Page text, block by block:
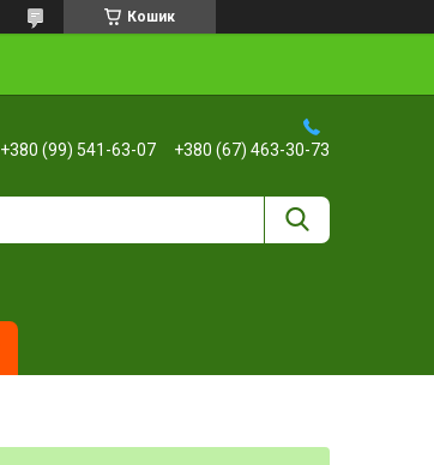
Кошик
+380 (99) 541-63-07 +380 (67) 463-30-73